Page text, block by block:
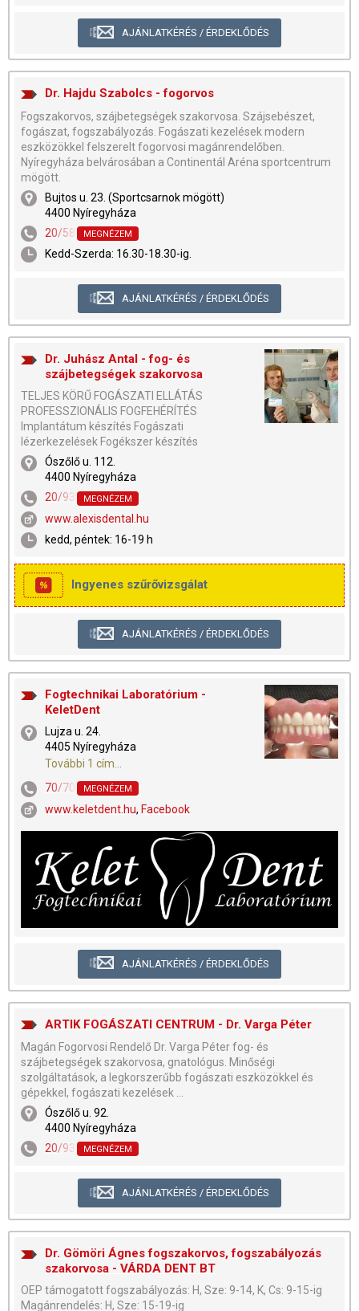
AJÁNLATKÉRÉS / ÉRDEKLŐDÉS
Dr. Hajdu Szabolcs - fogorvos
Fogszakorvos, szájbetegségek szakorvosa. Szájsebészet,
fogászat, fogszabályozás. Fogászati kezelések modern
eszközökkel felszerelt fogorvosi magánrendelőben.
Nyíregyháza belvárosában a Continentál Aréna sportcentrum
mögött.
Bujtos u. 23. (Sportcsarnok mögött)
4400 Nyíregyháza
20/58-33-756
MEGNÉZEM
Kedd-Szerda: 16.30-18.30-ig.
AJÁNLATKÉRÉS / ÉRDEKLŐDÉS
Dr. Juhász Antal - fog- és
szájbetegségek szakorvosa
TELJES KÖRŰ FOGÁSZATI ELLÁTÁS
PROFESSZIONÁLIS FOGFEHÉRÍTÉS
Implantátum készítés Fogászati
lézerkezelések Fogékszer készítés
Ószőlő u. 112.
4400 Nyíregyháza
20/9347-281
MEGNÉZEM
www.alexisdental.hu
kedd, péntek: 16-19 h
Ingyenes szűrővizsgálat
AJÁNLATKÉRÉS / ÉRDEKLŐDÉS
Fogtechnikai Laboratórium -
KeletDent
Lujza u. 24.
4405 Nyíregyháza
További 1 cím...
70/703-9988
MEGNÉZEM
www.keletdent.hu, Facebook
AJÁNLATKÉRÉS / ÉRDEKLŐDÉS
ARTIK FOGÁSZATI CENTRUM - Dr. Varga Péter
Magán Fogorvosi Rendelő Dr. Varga Péter fog- és
szájbetegségek szakorvosa, gnatológus. Minőségi
szolgáltatások, a legkorszerűbb fogászati eszközökkel és
gépekkel, fogászati kezelések ...
Ószőlő u. 92.
4400 Nyíregyháza
20/935-1326,42/445-115
MEGNÉZEM
AJÁNLATKÉRÉS / ÉRDEKLŐDÉS
Dr. Gömöri Ágnes fogszakorvos, fogszabályozás
szakorvosa - VÁRDA DENT BT
OEP támogatott fogszabályozás: H, Sze: 9-14, K, Cs: 9-15-ig
Magánrendelés: H, Sze: 15-19-ig